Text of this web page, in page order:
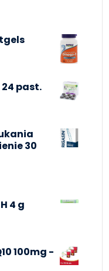
24 past.
30
4 g
100mg -